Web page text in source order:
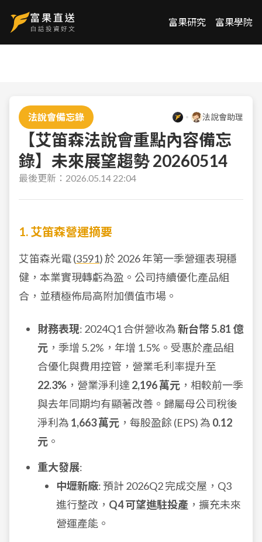
富果研究 富果學院
法說會備忘錄 法說會助理
【艾笛森法說會重點內容備忘
錄】未來展望趨勢 20260514
最後更新： 2026.05.14 22:04
1. 艾笛森營運摘要
艾笛森光電 (3591) 於 2026 年第一季營運表現穩
健，本業實現轉虧為盈。公司持續優化產品組
合，並積極佈局高附加價值市場。
財務表現: 2024Q1 合併營收為新台幣 5.81 億
元 ，季增 5.2%，年增 1.5%。受惠於產品組
合優化與費用控管，營業毛利率提升至
22.3% ，營業淨利達 2,196 萬元 ，相較前一季
與去年同期均有顯著改善。歸屬母公司稅後
淨利為 1,663 萬元 ，每股盈餘 (EPS) 為 0.12
元 。
重大發展:
中壢新廠: 預計 2026Q2 完成交屋，Q3
進行整改， Q4 可望進駐投產 ，擴充未來
營運產能。